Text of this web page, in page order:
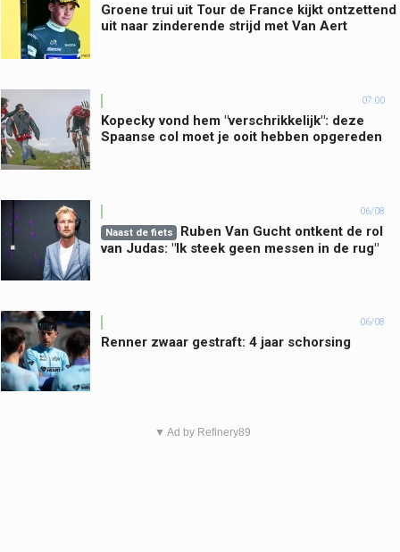
Groene trui uit Tour de France kijkt ontzettend
uit naar zinderende strijd met Van Aert
07:00
Kopecky vond hem "verschrikkelijk": deze
Spaanse col moet je ooit hebben opgereden
06/08
Naast de fiets
Ruben Van Gucht ontkent de rol
van Judas: "Ik steek geen messen in de rug"
06/08
Renner zwaar gestraft: 4 jaar schorsing
▼ Ad by Refinery89